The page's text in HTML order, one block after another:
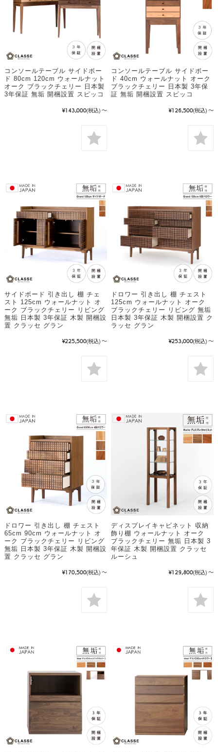
コンソールテーブル サイドボー
ド 80cm 120cm ウォールナット
オーク ブラックチェリー 日本製
3年保証 無垢 開梱設置 スピッコ
¥143,000(税込) ～
コンソールテーブル サイドボー
ド 40cm ウォールナット オーク
ブラックチェリー 日本製 3年保
証 無垢 開梱設置 スピッコ
¥126,500(税込) ～
サイドボード 引き出し 棚 チェ
スト 125cm ウォールナット オ
ーク ブラックチェリー リビング
無垢 日本製 3年保証 木製 開梱設
置 クラッセ グラン
¥225,500(税込) ～
ドロワー 引き出し 棚 チェスト
125cm ウォールナット オーク
ブラックチェリー リビング 無垢
日本製 3年保証 木製 開梱設置 ク
ラッセ グラン
¥253,000(税込) ～
ドロワー 引き出し 棚 チェスト
65cm 90cm ウォールナット オ
ーク ブラックチェリー リビング
無垢 日本製 3年保証 木製 開梱設
置 クラッセ グラン
¥170,500(税込) ～
ディスプレイキャビネット 収納
飾り棚 ウォールナット オーク
ブラックチェリー 無垢 日本製 3
年保証 木製 開梱設置 クラッセ
ルーシュ
¥129,800(税込) ～